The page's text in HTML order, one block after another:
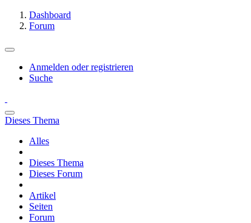
Dashboard
Forum
Anmelden oder registrieren
Suche
Dieses Thema
Alles
Dieses Thema
Dieses Forum
Artikel
Seiten
Forum